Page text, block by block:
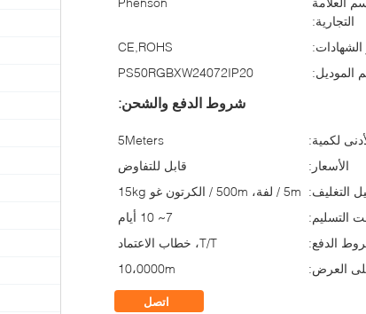
التجارية:
الشهادات:
CE,ROHS
الموديل:
PS50RGBXW24072IP20
شروط الدفع والشحن:
لكمية:
5Meters
الأسعار:
قابل للتفاوض
التغليف: 5m / لفة، 500m / الكرتون غو 15kg
التسليم:
7~ 10 أيام
الدفع:
T/T، خطاب الاعتماد
العرض:
10،0000m
اتصل